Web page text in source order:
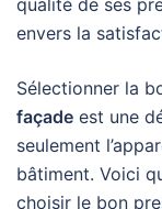
qualité de ses
envers la
Sélectionner la
façade est une
seulement
bâtiment. Voici
choisir le bon